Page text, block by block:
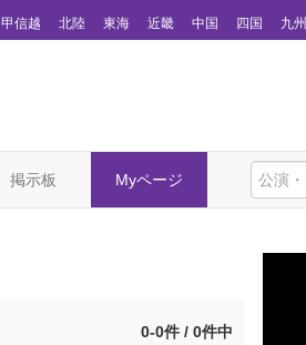
甲信越 北陸 東海 近畿 中国 四国 九州
掲示板 Myページ
0-0件 / 0件中